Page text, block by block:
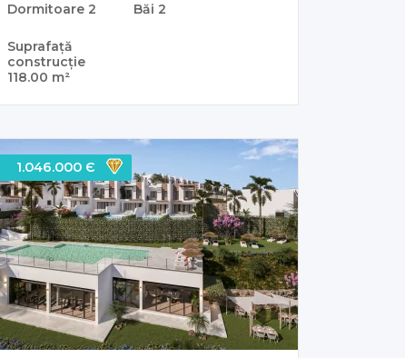
Dormitoare 2 Băi 2
Suprafață
construcție
118.00 m²
1.046.000 Є